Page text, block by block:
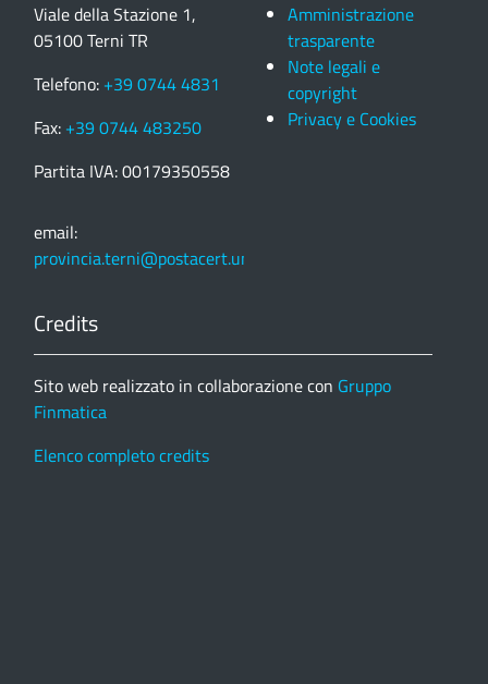
Viale della Stazione 1,
05100 Terni TR
Telefono: +39 0744 4831
Fax: +39 0744 483250
Partita IVA: 00179350558
email:
provincia.terni@postacert.umbria.it
Amministrazione
trasparente
Note legali e
copyright
Privacy e Cookies
Credits
Sito web realizzato in collaborazione con Gruppo
Finmatica
Elenco completo credits